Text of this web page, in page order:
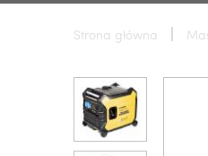
Strona główna